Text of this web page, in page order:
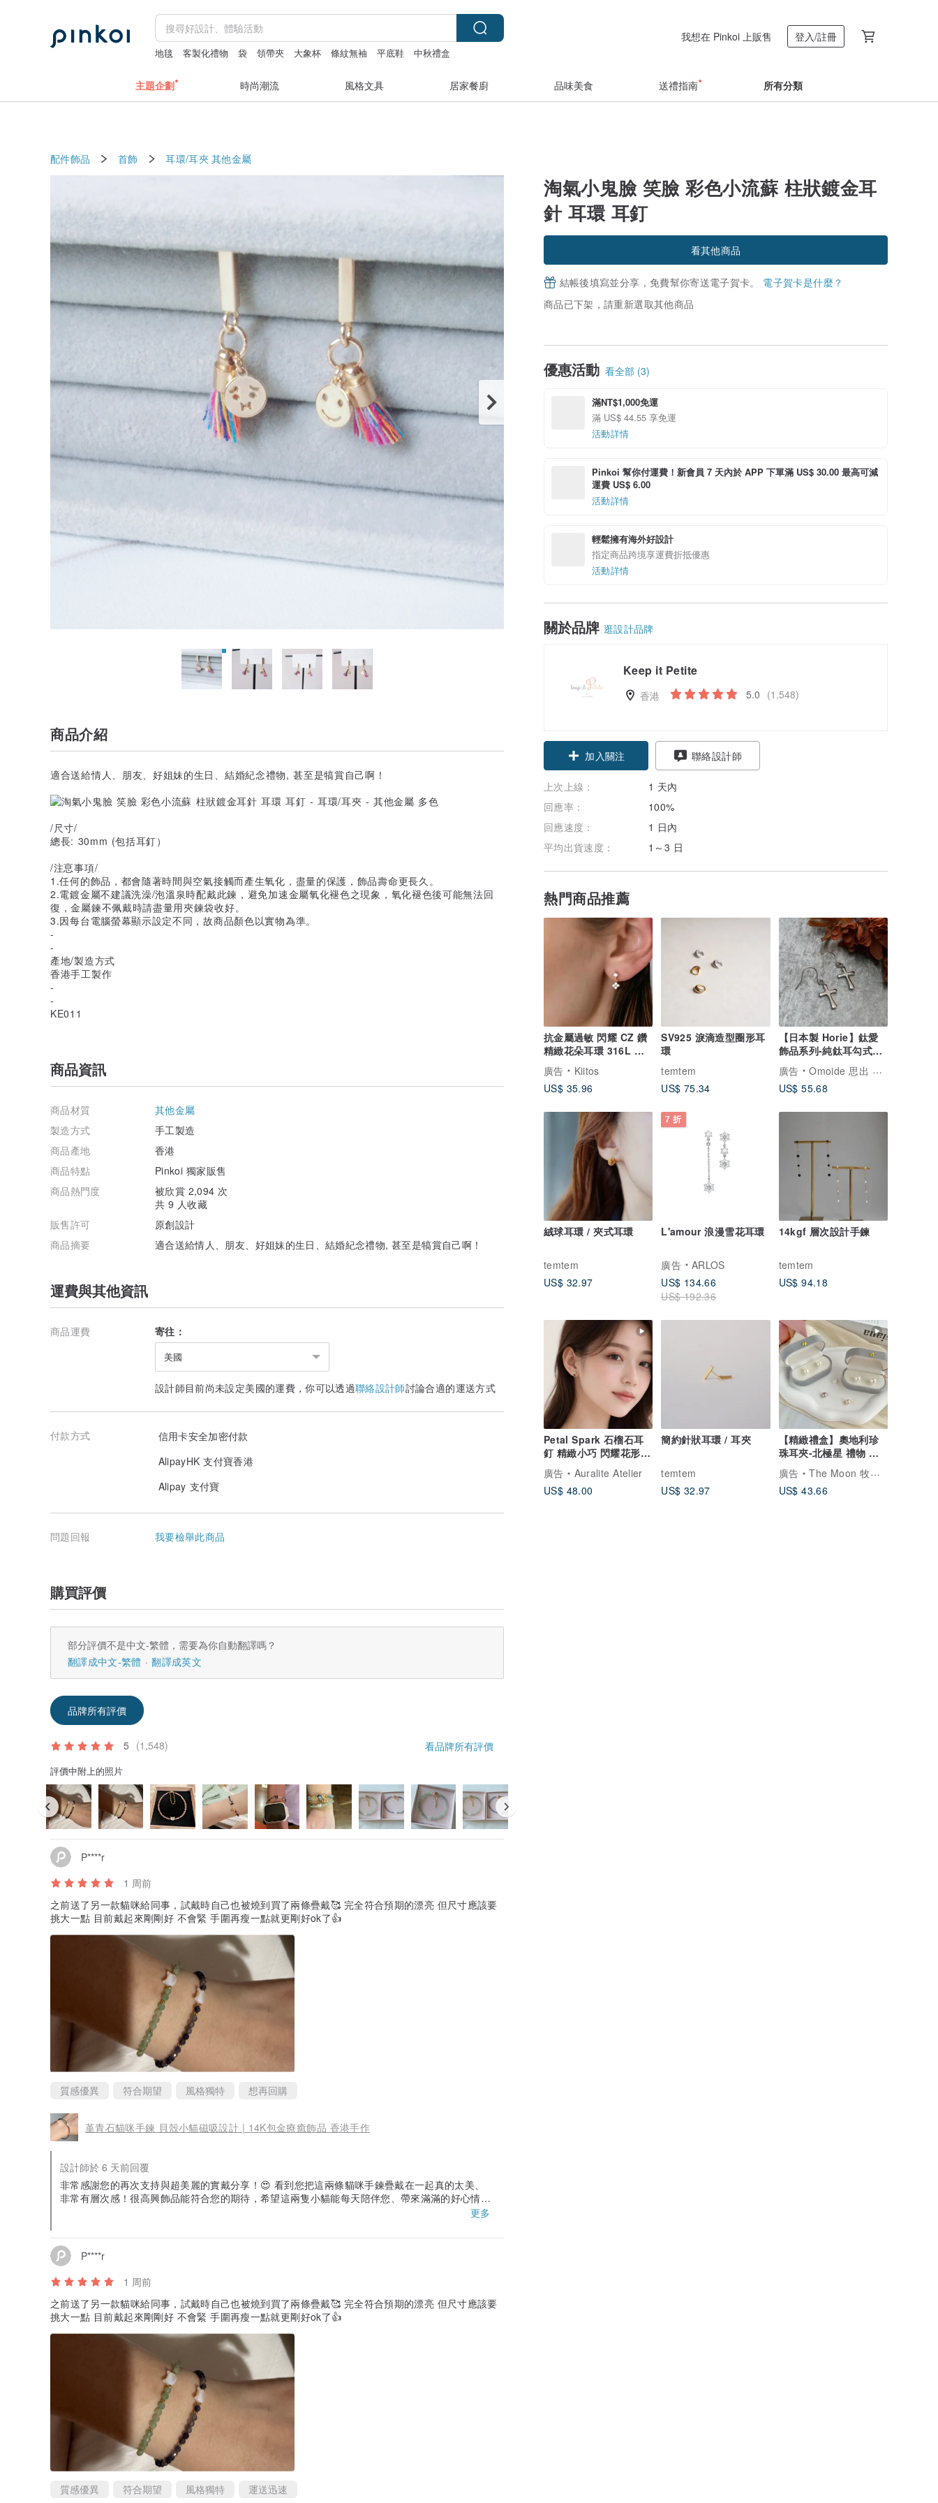
地毯 客製化禮物 袋 領帶夾 大象杯 條紋無袖 平底鞋 中秋禮盒
我想在 Pinkoi 上販售 登入/註冊
主題企劃 時尚潮流 風格文具 居家餐廚 品味美食 送禮指南 所有分類
配件飾品 首飾 耳環/耳夾 其他金屬
淘氣小鬼臉 笑臉 彩色小流蘇 柱狀鍍金耳
針 耳環 耳釘
看其他商品
結帳後填寫並分享，免費幫你寄送電子賀卡。 電子賀卡是什麼？
商品已下架，請重新選取其他商品
優惠活動 看全部 (3)
滿NT$1,000免運
滿 US$ 44.55 享免運
活動詳情
Pinkoi 幫你付運費！新會員 7 天內於 APP 下單滿 US$ 30.00 最高可減
運費 US$ 6.00
活動詳情
輕鬆擁有海外好設計
指定商品跨境享運費折抵優惠
活動詳情
關於品牌 逛設計品牌
Keep it Petite
香港 5.0 (1,548)
加入關注
聯絡設計師
上次上線：
1 天內
回應率：
100%
回應速度：
1 日內
平均出貨速度：
1～3 日
熱門商品推薦
抗金屬過敏 閃耀 CZ 鑽
精緻花朵耳環 316L 醫
療級不鏽鋼
廣告
Kiitos
US$ 35.96
SV925 淚滴造型圈形耳
環
temtem
US$ 75.34
【日本製 Horie】鈦愛
飾品系列-純鈦耳勾式十
字耳環-銀
廣告
Omoide 思出 生活館
US$ 55.68
絨球耳環 / 夾式耳環
temtem
US$ 32.97
7 折
L'amour 浪漫雪花耳環
廣告
ARLOS
US$ 134.66
US$ 192.36
14kgf 層次設計手鍊
temtem
US$ 94.18
Petal Spark 石榴石耳
釘 精緻小巧 閃耀花形設
計 日常百搭耳飾
廣告
Auralite Atelier
US$ 48.00
簡約針狀耳環 / 耳夾
temtem
US$ 32.97
【精緻禮盒】奧地利珍
珠耳夾-北極星 禮物 耳
環 高級感 耳針
廣告
The Moon 牧光質感飾品
US$ 43.66
商品介紹
適合送給情人、朋友、好姐妹的生日、結婚紀念禮物, 甚至是犒賞自己啊！
/尺寸/
總長: 30mm (包括耳釘）
/注恴事項/
1.任何的飾品，都會隨著時間與空氣接觸而產生氧化，盡量的保護，飾品壽命更長久。
2.電鍍金屬不建議洗澡/泡溫泉時配戴此鍊，避免加速金屬氧化褪色之現象，氧化褪色後可能無法回
復，金屬鍊不佩戴時請盡量用夾鍊袋收好。
3.因每台電腦螢幕顯示設定不同，故商品顏色以實物為準。
-
-
產地/製造方式
香港手工製作
-
-
KE011
商品資訊
商品材質
其他金屬
製造方式
手工製造
商品產地
香港
商品特點
Pinkoi 獨家販售
商品熱門度
被欣賞 2,094 次
共 9 人收藏
販售許可
原創設計
商品摘要
適合送給情人、朋友、好姐妹的生日、結婚紀念禮物, 甚至是犒賞自己啊！
運費與其他資訊
商品運費 寄往：
美國
設計師目前尚未設定美國的運費，你可以透過聯絡設計師討論合適的運送方式
付款方式
信用卡安全加密付款
AlipayHK 支付寶香港
Alipay 支付寶
問題回報 我要檢舉此商品
購買評價
部分評價不是中文-繁體，需要為你自動翻譯嗎？
翻譯成中文-繁體
翻譯成英文
品牌所有評價
5 (1,548) 看品牌所有評價
評價中附上的照片
P****r
1 周前
之前送了另一款貓咪給同事，試戴時自己也被燒到買了兩條疊戴🥰 完全符合預期的漂亮 但尺寸應該要
挑大一點 目前戴起來剛剛好 不會緊 手圍再瘦一點就更剛好ok了👍
質感優異 符合期望 風格獨特 想再回購
堇青石貓咪手鍊 貝殼小貓磁吸設計 | 14K包金療癒飾品 香港手作
設計師於 6 天前回覆
非常感謝您的再次支持與超美麗的實戴分享！😍 看到您把這兩條貓咪手鍊疊戴在一起真的太美、
非常有層次感！很高興飾品能符合您的期待，希望這兩隻小貓能每天陪伴您、帶來滿滿的好心情！
更多
P****r
1 周前
之前送了另一款貓咪給同事，試戴時自己也被燒到買了兩條疊戴🥰 完全符合預期的漂亮 但尺寸應該要
挑大一點 目前戴起來剛剛好 不會緊 手圍再瘦一點就更剛好ok了👍
質感優異 符合期望 風格獨特 運送迅速